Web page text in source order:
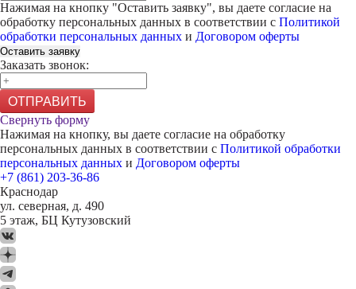
Нажимая на кнопку "Оставить заявку", вы даете согласие на
обработку персональных данных в соответствии с Политикой
обработки персональных данных и Договором оферты
Оставить заявку
Заказать звонок:
ОТПРАВИТЬ
Свернуть форму
Нажимая на кнопку, вы даете согласие на обработку
персональных данных в соответствии с Политикой обработки
персональных данных и Договором оферты
+7 (861) 203-36-86
Краснодар
ул. северная, д. 490
5 этаж, БЦ Кутузовский